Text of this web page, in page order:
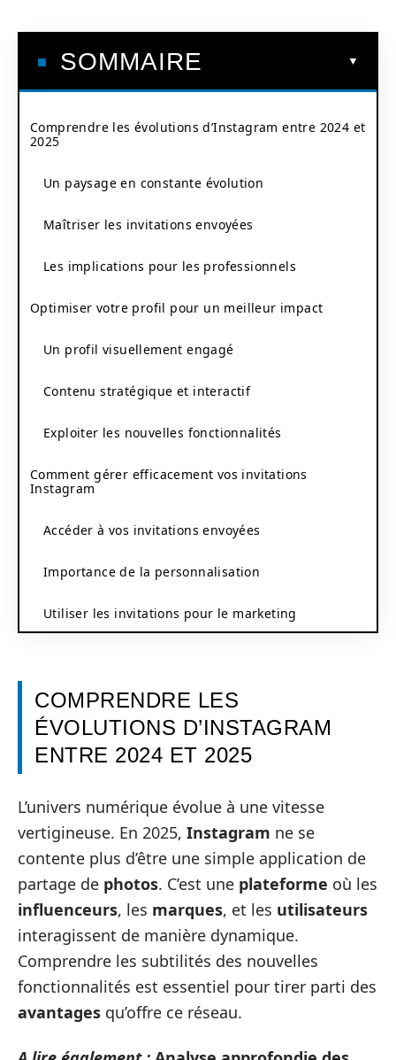
SOMMAIRE
Comprendre les évolutions d’Instagram entre 2024 et
2025
Un paysage en constante évolution
Maîtriser les invitations envoyées
Les implications pour les professionnels
Optimiser votre profil pour un meilleur impact
Un profil visuellement engagé
Contenu stratégique et interactif
Exploiter les nouvelles fonctionnalités
Comment gérer efficacement vos invitations
Instagram
Accéder à vos invitations envoyées
Importance de la personnalisation
Utiliser les invitations pour le marketing
COMPRENDRE LES
ÉVOLUTIONS D’INSTAGRAM
ENTRE 2024 ET 2025
L’univers numérique évolue à une vitesse
vertigineuse. En 2025, Instagram ne se
contente plus d’être une simple application de
partage de photos. C’est une plateforme où les
influenceurs, les marques, et les utilisateurs
interagissent de manière dynamique.
Comprendre les subtilités des nouvelles
fonctionnalités est essentiel pour tirer parti des
avantages qu’offre ce réseau.